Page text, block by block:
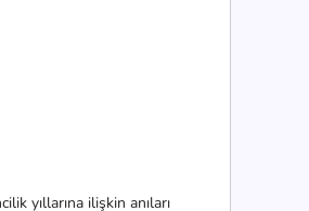
yıllarına ilişkin anıları